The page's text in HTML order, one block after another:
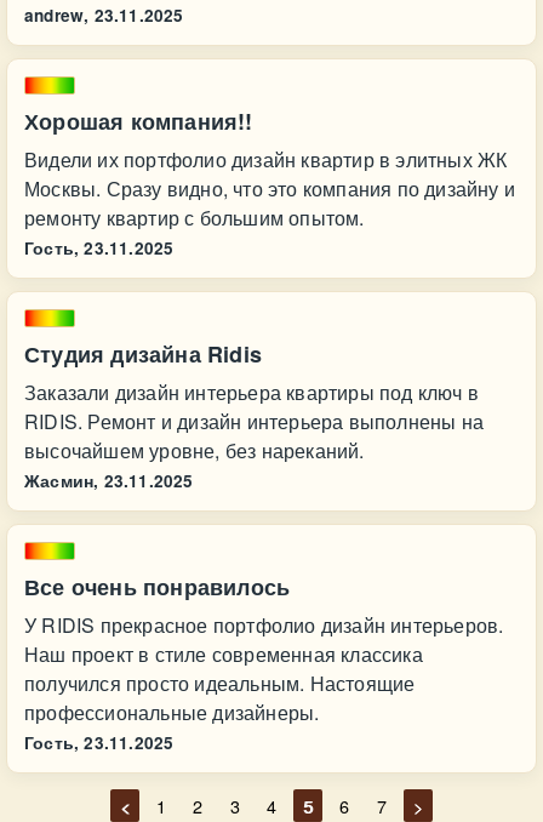
andrew, 23.11.2025
Хорошая компания!!
Видели их портфолио дизайн квартир в элитных ЖК
Москвы. Сразу видно, что это компания по дизайну и
ремонту квартир с большим опытом.
Гость, 23.11.2025
Студия дизайна Ridis
Заказали дизайн интерьера квартиры под ключ в
RIDIS. Ремонт и дизайн интерьера выполнены на
высочайшем уровне, без нареканий.
Жасмин, 23.11.2025
Все очень понравилось
У RIDIS прекрасное портфолио дизайн интерьеров.
Наш проект в стиле современная классика
получился просто идеальным. Настоящие
профессиональные дизайнеры.
Гость, 23.11.2025
< 1 2 3 4 5 6 7 >